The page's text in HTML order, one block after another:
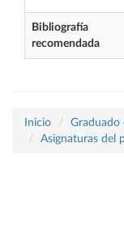
Bibliografía
recomendada
Inicio
Graduado
Asignaturas del